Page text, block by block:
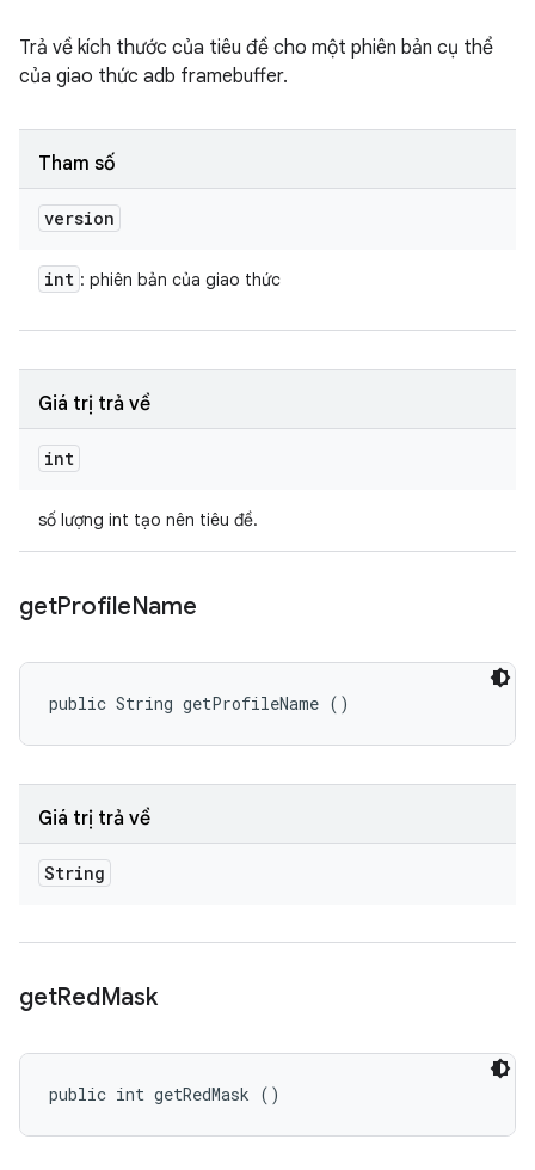
Trả về kích thước của tiêu đề cho một phiên bản cụ thể
của giao thức adb framebuffer.
Tham số
version
int : phiên bản của giao thức
Giá trị trả về
int
số lượng int tạo nên tiêu đề.
getProfileName
public String getProfileName ()
Giá trị trả về
String
getRedMask
public int getRedMask ()